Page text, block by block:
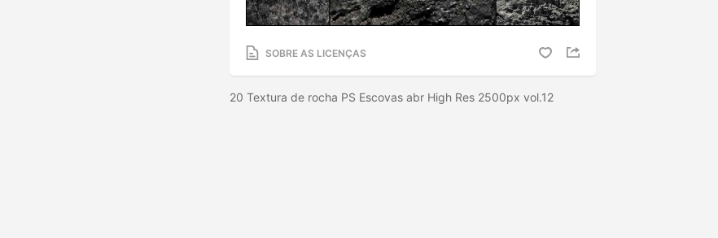
SOBRE AS LICENÇAS
20 Textura de rocha PS Escovas abr High Res 2500px vol.12